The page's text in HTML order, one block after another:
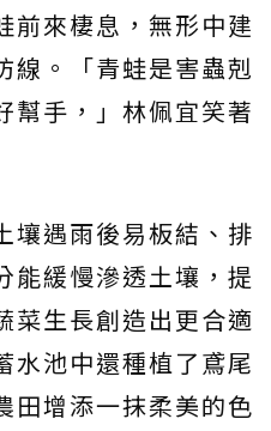
前來棲息，無形中建
線。「青蛙是害蟲剋
幫手，」林佩宜笑著
壤遇雨後易板結、排
能緩慢滲透土壤，提
菜生長創造出更合適
水池中還種植了鳶尾
田增添一抹柔美的色